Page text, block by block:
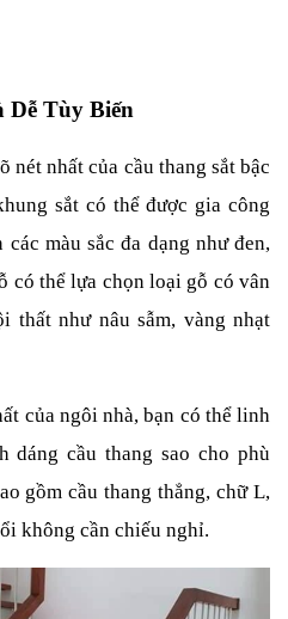
Tùy Biến
nhất của cầu thang sắt bậc
sắt có thể được gia công
màu sắc đa dạng như đen,
có thể lựa chọn loại gỗ có vân
thất như nâu sẫm, vàng nhạt
của ngôi nhà, bạn có thể linh
dáng cầu thang sao cho phù
gồm cầu thang thẳng, chữ L,
không cần chiếu nghỉ.